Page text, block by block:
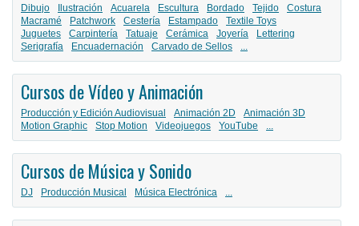
Dibujo Ilustración Acuarela Escultura Bordado Tejido
Costura
Macramé
Patchwork Cestería Estampado
Textile Toys
Juguetes
Carpintería Tatuaje Cerámica Joyería
Lettering
Serigrafía
Encuadernación Carvado de Sellos ...
Cursos de Vídeo y Animación
Producción y Edición Audiovisual Animación 2D
Animación 3D
Motion Graphic
Stop Motion Videojuegos YouTube ...
Cursos de Música y Sonido
DJ Producción Musical Música Electrónica ...